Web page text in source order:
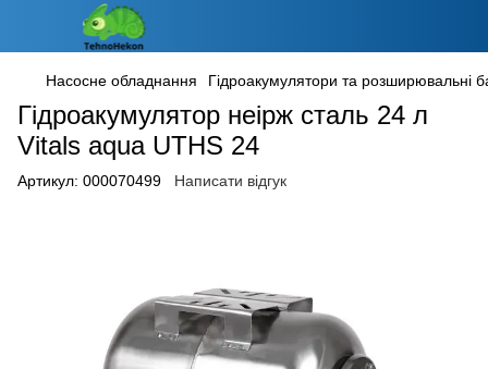
Насосне обладнання Гідроакумулятори та розширювальні
Гідроакумулятор неірж сталь 24 л
Vitals aqua UTHS 24
Артикул: 000070499 Написати відгук